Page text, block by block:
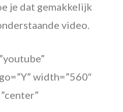
je dat gemakkelijk
video.
width=”560″